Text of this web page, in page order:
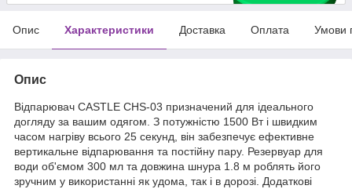
Опис Характеристики Доставка Оплата Умови
Опис
Відпарювач CASTLE CHS-03 призначений для ідеального
догляду за вашим одягом. З потужністю 1500 Вт і швидким
часом нагріву всього 25 секунд, він забезпечує ефективне
вертикальне відпарювання та постійну пару. Резервуар для
води об'ємом 300 мл та довжина шнура 1.8 м роблять його
зручним у використанні як удома, так і в дорозі. Додаткові